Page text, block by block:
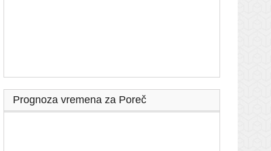
Prognoza vremena za Poreč